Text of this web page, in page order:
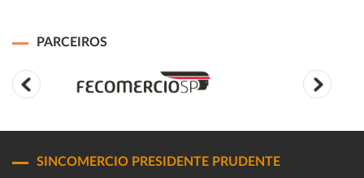
PARCEIROS
SINCOMERCIO PRESIDENTE PRUDENTE